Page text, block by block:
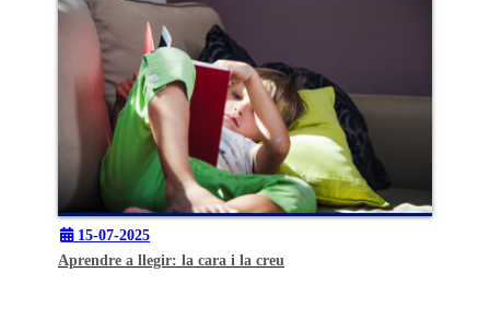
Aprendre a llegir: la cara i la creu
15-07-2025